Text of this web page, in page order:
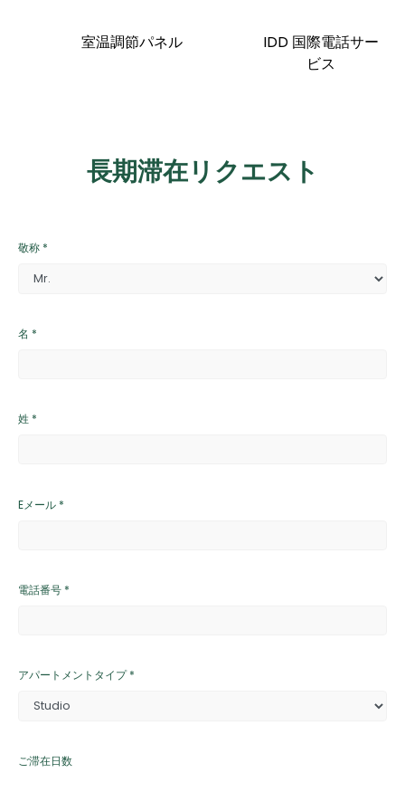
室温調節パネル
IDD 国際電話サー
ビス
長期滞在リクエスト
敬称 *
名 *
姓 *
Eメール *
電話番号 *
アパートメントタイプ *
ご滞在日数